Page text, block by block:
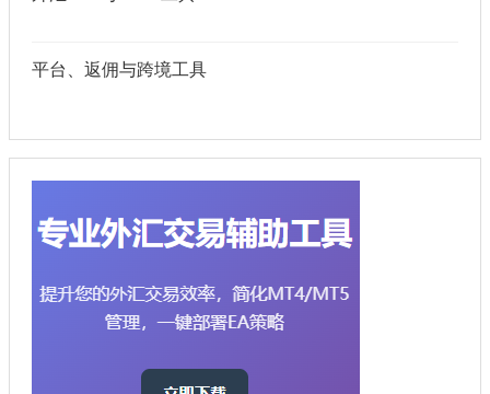
平台、返佣与跨境工具